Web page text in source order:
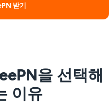
받기
을 선택해
이유